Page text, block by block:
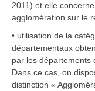
2011) et elle
agglomération sur le
• utilisation de la
départementaux
par les départements
Dans ce cas, on
distinction «